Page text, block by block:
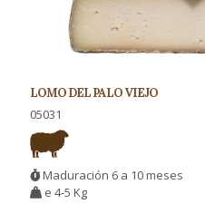
LOMO DEL PALO VIEJO
05031
Maduración 6 a 10 meses
e 4-5 Kg